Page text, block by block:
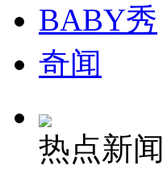
BABY秀
奇闻
热点新闻